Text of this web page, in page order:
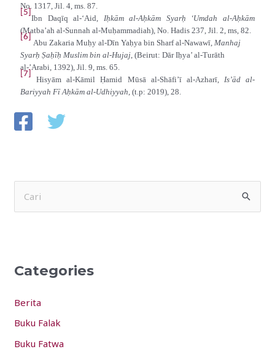
No. 1317, Jil. 4, ms. 87.
[5]
Ibn Daqīq al-‘Aid, Iḥkām al-Aḥkām Syarḥ ‘Umdah al-Aḥkām
(Matba’ah al-Sunnah al-Muḥammadiah), No. Hadis 237, Jil. 2, ms, 82.
[6]
Abu Zakaria Muḥy al-Dīn Yaḥya bin Sharf al-Nawawī, Manhaj
Syarḥ Ṣaḥīḥ Muslim bin al-Hujaj , (Beirut: Dār Iḥya’ al-Turāth
al-’Arabi, 1392), Jil. 9, ms. 65.
[7]
Hisyām al-Kāmil Ḥamid Mūsā al-Shāfi’ī al-Azharī,
Is’ād al-
Bariyyah Fī Aḥkām al-Udhiyyah , (t.p: 2019), 28.
c
f
o
r
Categories
Berita
Buku Falak
Buku Fatwa